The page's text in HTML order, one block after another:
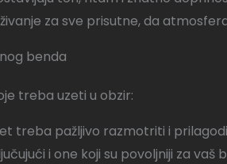
za sve prisutne, da
benda
treba uzeti u obzir:
treba pažljivo razmotriti i
i one koji su povoljniji za vaš